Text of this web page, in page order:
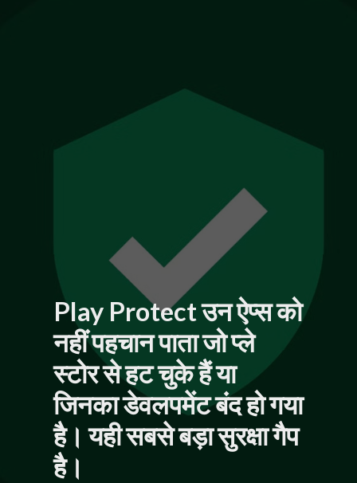
Play Protect उन ऐप्स को
नहीं पहचान पाता जो प्ले
स्टोर से हट चुके हैं या
जिनका डेवलपमेंट बंद हो गया
है। यही सबसे बड़ा सुरक्षा गैप
है।